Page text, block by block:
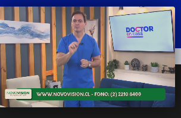
EN VIVO
COMUNIDAD DEPORTES